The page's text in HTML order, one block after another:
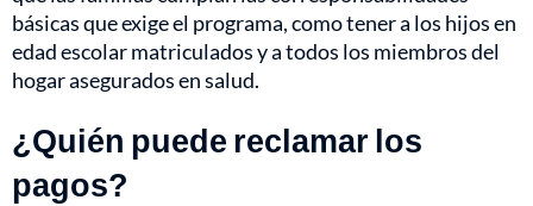
básicas que exige el programa, como tener a los hijos en
edad escolar matriculados y a todos los miembros del
hogar asegurados en salud.
¿Quién puede reclamar los
pagos?